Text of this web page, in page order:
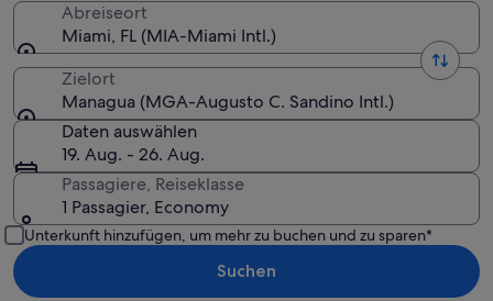
Abreiseort
Miami, FL (MIA-Miami Intl.)
Zielort
Managua (MGA-Augusto C. Sandino Intl.)
Daten auswählen
19. Aug. - 26. Aug.
Passagiere, Reiseklasse
1 Passagier, Economy
Unterkunft hinzufügen, um mehr zu buchen und zu sparen*
Suchen